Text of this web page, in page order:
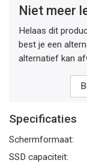
Niet meer
Helaas dit
best je een
alternatief kan
Specificaties
Schermformaat:
SSD capaciteit: